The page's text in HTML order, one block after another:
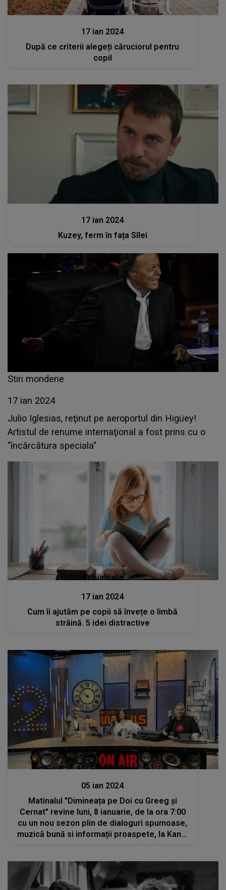
Actualitate
17 ian 2024
După ce criterii alegeți căruciorul pentru
copil
17 ian 2024
Kuzey, ferm în fața Sîlei
Stiri mondene
17 ian 2024
Julio Iglesias, reţinut pe aeroportul din Higüey!
Artistul de renume internaţional a fost prins cu o
"încărcătura speciala"
Actualitate
17 ian 2024
Cum îi ajutăm pe copii să învețe o limbă
străină. 5 idei distractive
Divertisment
05 ian 2024
Matinalul "Dimineața pe Doi cu Greeg și
Cernat" revine luni, 8 ianuarie, de la ora 7:00
cu un nou sezon plin de dialoguri spumoase,
muzică bună si informații proaspete, la Kanal